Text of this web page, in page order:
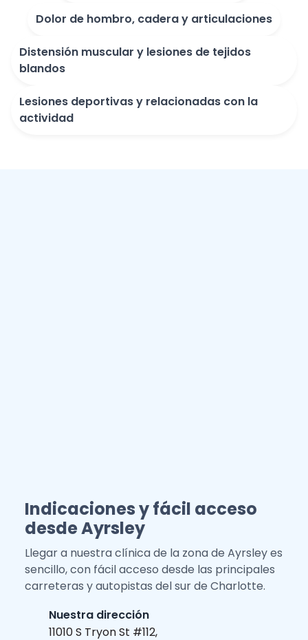
Dolor de hombro, cadera y articulaciones
Distensión muscular y lesiones de tejidos
blandos
Lesiones deportivas y relacionadas con la
actividad
Indicaciones y fácil acceso
desde Ayrsley
Llegar a nuestra clínica de la zona de Ayrsley es
sencillo, con fácil acceso desde las principales
carreteras y autopistas del sur de Charlotte.
Nuestra dirección
11010 S Tryon St #112,